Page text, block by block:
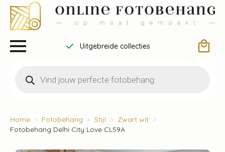
Uitgebreide collecties
zoeken
Home Fotobehang Stijl
Zwart wit
Fotobehang Delhi City Love CL59A